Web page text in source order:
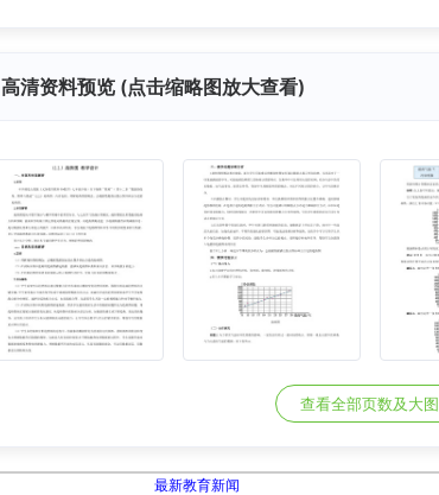
高清资料预览 (点击缩略图放大查看)
查看全部页数及大图
最新教育新闻